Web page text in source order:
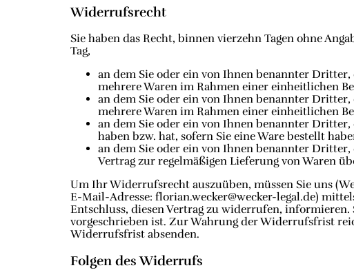
Widerrufsrecht
Sie haben das Recht, binnen vierzehn Tagen ohne
Tag,
an dem Sie oder ein von Ihnen benannter
mehrere Waren im Rahmen einer einheitlichen
an dem Sie oder ein von Ihnen benannter
mehrere Waren im Rahmen einer einheitlichen
an dem Sie oder ein von Ihnen benannter
haben bzw. hat, sofern Sie eine Ware bestellt
an dem Sie oder ein von Ihnen benannter
Vertrag zur regelmäßigen Lieferung von Waren
Um Ihr Widerrufsrecht auszuüben, müssen Sie uns
E-Mail-Adresse: florian.wecker@wecker-legal.de)
Entschluss, diesen Vertrag zu widerrufen,
vorgeschrieben ist. Zur Wahrung der Widerrufsfrist
Widerrufsfrist absenden.
Folgen des Widerrufs